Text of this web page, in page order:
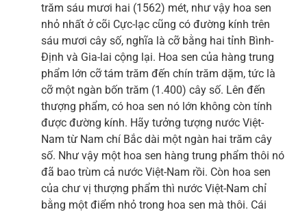
trăm sáu mươi hai (1562) mét, như vậy hoa sen
nhỏ nhất ở cõi Cực-lạc cũng có đường kính trên
sáu mươi cây số, nghĩa là cỡ bằng hai tỉnh Bình-
Định và Gia-lai cộng lại. Hoa sen của hàng trung
phẩm lớn cỡ tám trăm đến chín trăm dặm, tức là
cỡ một ngàn bốn trăm (1.400) cây số. Lên đến
thượng phẩm, có hoa sen nó lớn không còn tính
được đường kính. Hãy tưởng tượng nước Việt-
Nam từ Nam chí Bắc dài một ngàn hai trăm cây
số. Như vậy một hoa sen hàng trung phẩm thôi nó
đã bao trùm cả nước Việt-Nam rồi. Còn hoa sen
của chư vị thượng phẩm thì nước Việt-Nam chỉ
bằng một điểm nhỏ trong hoa sen mà thôi. Cái